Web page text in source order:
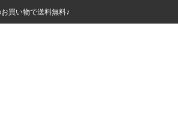
買い物で送料無料♪
水)お昼12:59まで！！
買い物で送料無料♪
水)お昼12:59まで！！